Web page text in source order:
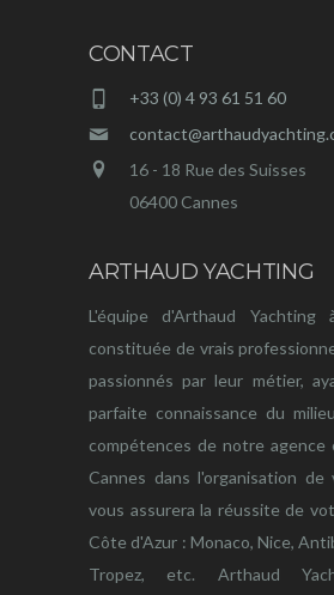
CONTACT
+33 (0) 4 93 61 51 60
16 - 18 Rue des Suisses
06400 Cannes
ARTHAUD YACHTING
L'équipe d'Arthaud Yachting
constituée de vrais
passionnés par leur métier,
parfaite connaissance du
compétences de notre agence
Cannes dans l'organisation de
vous assurera la réussite de
Côte d'Azur : Monaco, Nice,
Tropez, etc. Arthaud